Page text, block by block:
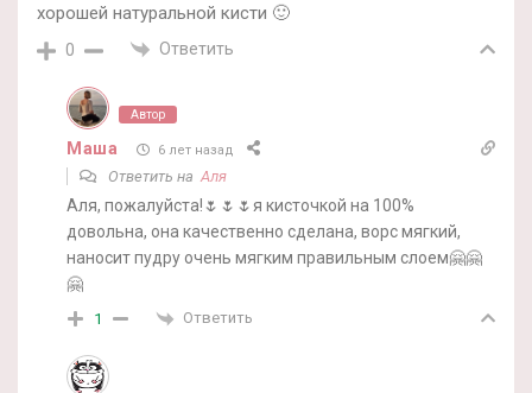
хорошей натуральной кисти 🙂
0 Ответить
Автор
Маша 6 лет назад
Ответить наАля
Аля, пожалуйста!🌷🌷🌷я кисточкой на 100%
довольна, она качественно сделана, ворс мягкий,
наносит пудру очень мягким правильным слоем🤗🤗
🤗
1 Ответить